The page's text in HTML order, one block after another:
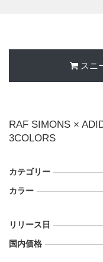
スニ
RAF SIMONS ×
3COLORS
カテゴリー
カラー
リリース日
国内価格